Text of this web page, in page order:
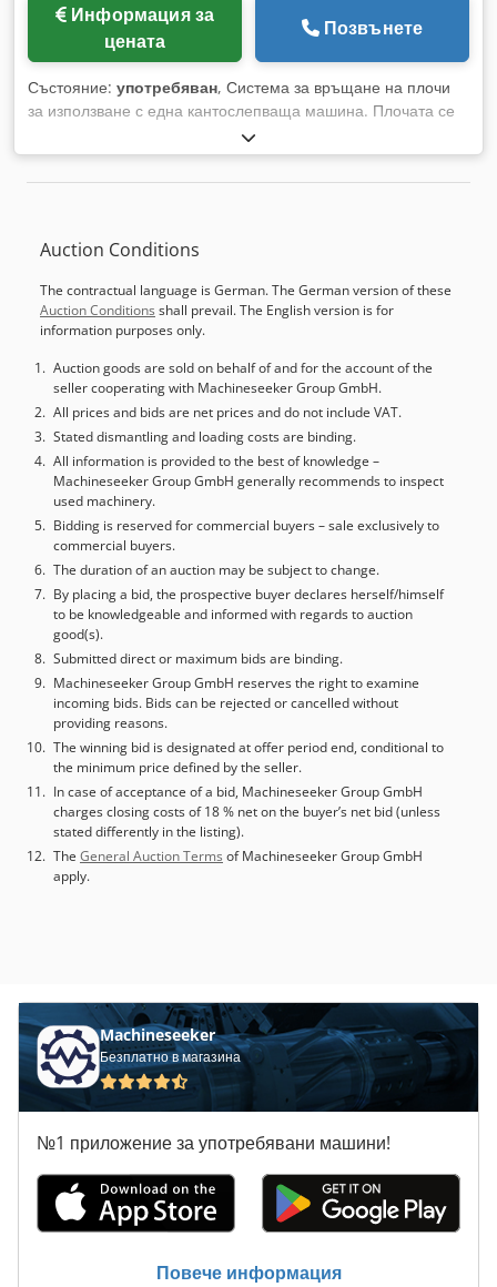
Информация за
цената
Позвънете
Състояние: употребяван, Система за връщане на плочи
за използване с една кантослепваща машина. Плочата се
транспортира до оператора посредством моторизирана
лента и ролков/лентов маса. Moeller мини управление.
Максимални размери на плочата: 2500 x 1450 мм.
Credpsw Ahixefx Aktsf
Auction Conditions
The contractual language is German. The German version of these
Auction Conditions shall prevail. The English version is for
information purposes only.
Auction goods are sold on behalf of and for the account of the
seller cooperating with Machineseeker Group GmbH.
All prices and bids are net prices and do not include VAT.
Stated dismantling and loading costs are binding.
All information is provided to the best of knowledge –
Machineseeker Group GmbH generally recommends to inspect
used machinery.
Bidding is reserved for commercial buyers – sale exclusively to
commercial buyers.
The duration of an auction may be subject to change.
By placing a bid, the prospective buyer declares herself/himself
to be knowledgeable and informed with regards to auction
good(s).
Submitted direct or maximum bids are binding.
Machineseeker Group GmbH reserves the right to examine
incoming bids. Bids can be rejected or cancelled without
providing reasons.
The winning bid is designated at offer period end, conditional to
the minimum price defined by the seller.
In case of acceptance of a bid, Machineseeker Group GmbH
charges closing costs of 18 % net on the buyer’s net bid (unless
stated differently in the listing).
The General Auction Terms of Machineseeker Group GmbH
apply.
Machineseeker
Безплатно в магазина
№1 приложение за употребявани машини!
Повече информация